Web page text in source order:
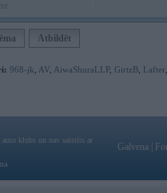
Atbildēt
968-jk AV AiwaShuraLLP, GirtzB Lafter
auto klubs un nav saistīts ar
Galvena